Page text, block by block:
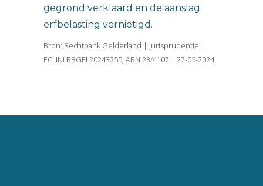
gegrond verklaard en de aanslag
erfbelasting vernietigd.
Bron: Rechtbank Gelderland | jurisprudentie |
ECLINLRBGEL20243255, ARN 23/4107 | 27-05-2024